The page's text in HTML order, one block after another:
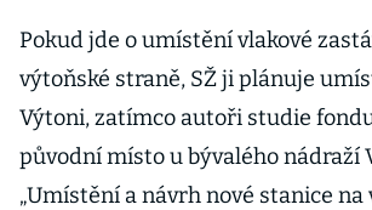
Pokud jde o umístění vlakové
výtoňské straně, SŽ ji plánuje
Výtoni, zatímco autoři studie
původní místo u bývalého nádraží
„Umístění a návrh nové stanice